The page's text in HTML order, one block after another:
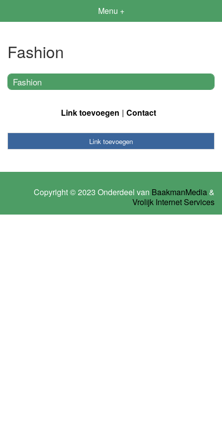
Menu +
Fashion
Fashion
Link toevoegen Contact
Link toevoegen
Copyright © 2023 Onderdeel van BaakmanMedia &
Vrolijk Internet Services